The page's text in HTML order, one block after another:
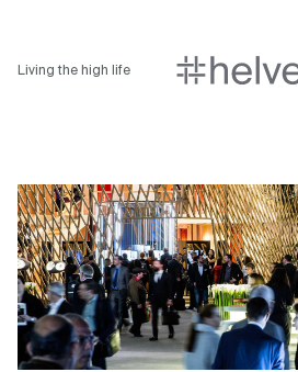
Living the high life